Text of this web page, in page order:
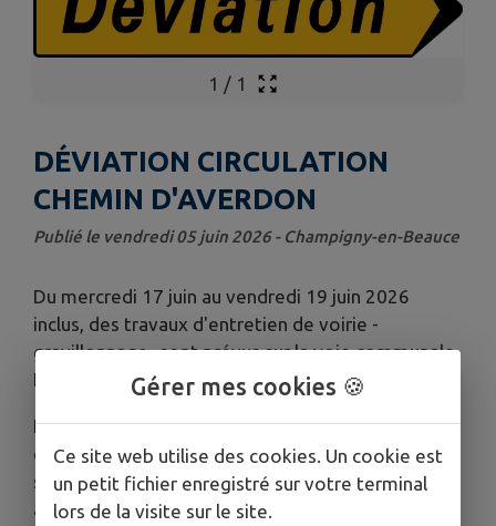
1 / 1
DÉVIATION CIRCULATION
CHEMIN D'AVERDON
Publié le vendredi 05 juin 2026 - Champigny-en-Beauce
Du mercredi 17 juin au vendredi 19 juin 2026
inclus, des travaux d'entretien de voirie -
gravillonnage- sont prévus sur la voie communale
N° 3 « Chemin d'Averdon ».
La circulation sera interdite dans les deux sens sur
cette voie, entre 8 heures le matin et 17 heures le
soir, sauf aux riverains, aux véhicules d'urgence et
aux bus.
Gérer mes cookies 🍪
Ce site web utilise des cookies. Un cookie est
un petit fichier enregistré sur votre terminal
lors de la visite sur le site.